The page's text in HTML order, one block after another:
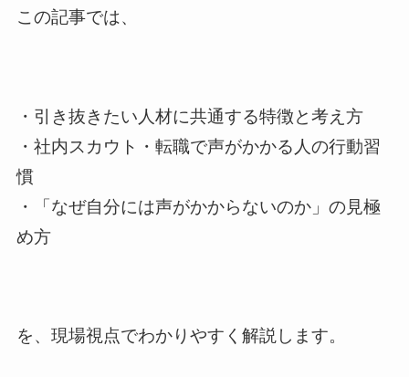
この記事では、
・引き抜きたい人材に共通する特徴と考え方
・社内スカウト・転職で声がかかる人の行動習
慣
・「なぜ自分には声がかからないのか」の見極
め方
を、現場視点でわかりやすく解説します。